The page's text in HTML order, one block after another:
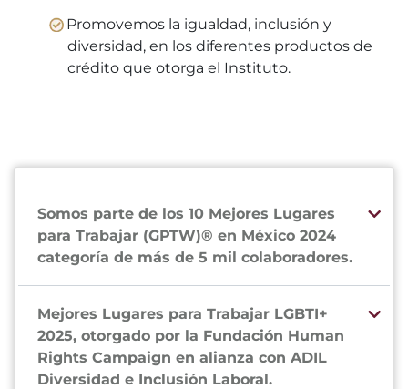
Promovemos la igualdad, inclusión y
diversidad, en los diferentes productos de
crédito que otorga el Instituto.
Somos parte de los 10 Mejores Lugares
para Trabajar (GPTW)® en México 2024
categoría de más de 5 mil colaboradores.
Mejores Lugares para Trabajar LGBTI+
2025, otorgado por la Fundación Human
Rights Campaign en alianza con ADIL
Diversidad e Inclusión Laboral.